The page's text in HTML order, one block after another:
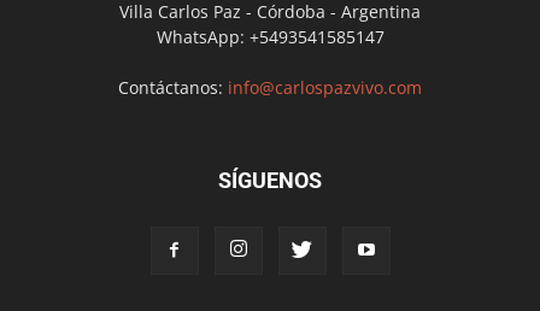
Villa Carlos Paz - Córdoba - Argentina
WhatsApp: +5493541585147
Contáctanos: info@carlospazvivo.com
SÍGUENOS